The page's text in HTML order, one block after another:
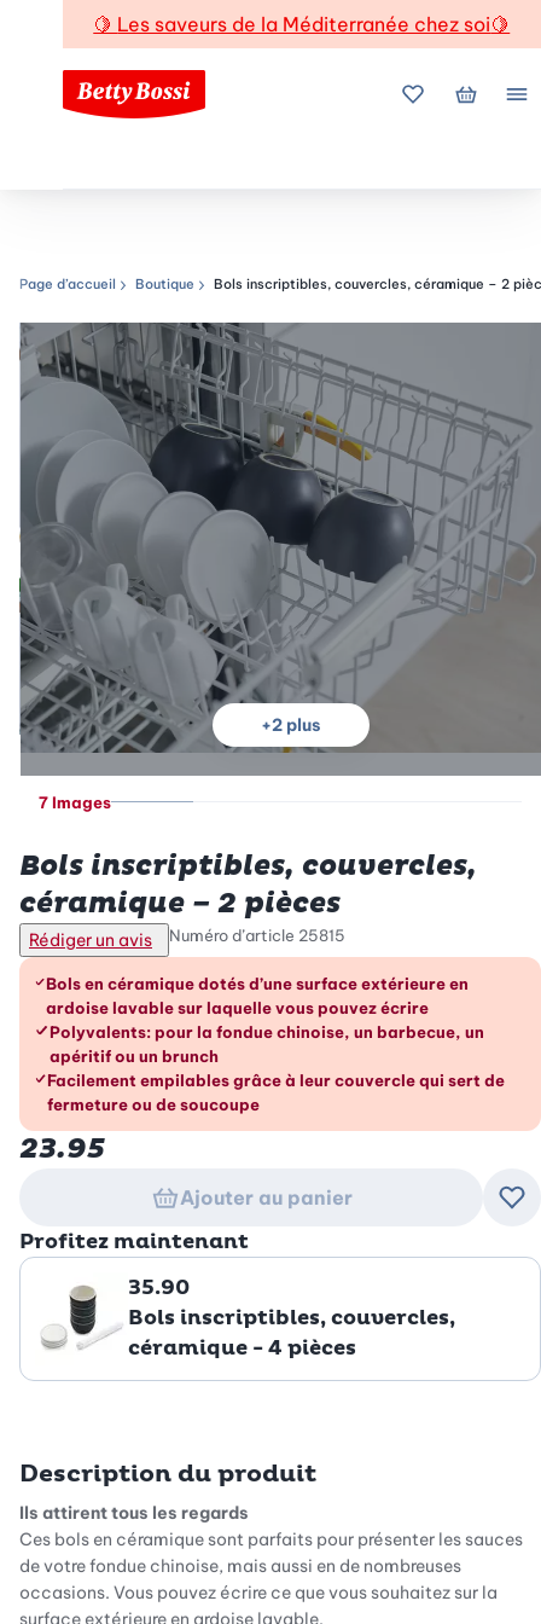
🍋 Les saveurs de la Méditerranée chez soi🍋
Mes favoris
Mon
Chemin de navigation
Page d’accueil Boutique Bols inscriptibles, couvercles, céramique – 2
+2 plus
7 Images
Bols inscriptibles, couvercles,
céramique – 2 pièces
Rédiger un avis Numéro d’article 25815
Les avantages en un coup d’œil
Bols en céramique dotés d’une surface extérieure en
ardoise lavable sur laquelle vous pouvez écrire
Polyvalents: pour la fondue chinoise, un barbecue, un
apéritif ou un brunch
Facilement empilables grâce à leur couvercle qui sert de
fermeture ou de soucoupe
23.95
Ajouter au panier
Profitez maintenant
35.90
Bols inscriptibles, couvercles,
céramique - 4 pièces
Description du produit
Ils attirent tous les regards
Ces bols en céramique sont parfaits pour présenter les sauces
de votre fondue chinoise, mais aussi en de nombreuses
occasions. Vous pouvez écrire ce que vous souhaitez sur la
surface extérieure en ardoise lavable.